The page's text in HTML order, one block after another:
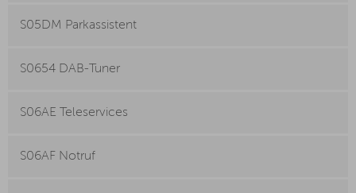
S05DM Parkassistent
S0654 DAB-Tuner
S06AE Teleservices
S06AF Notruf